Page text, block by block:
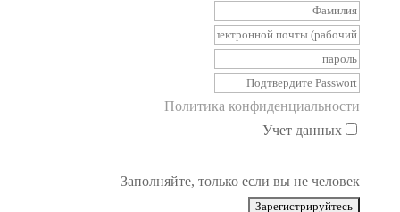
Политика конфиденциальности
Учет данных
Заполняйте, только если вы не человек